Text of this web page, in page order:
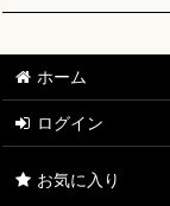
ホーム
ログイン
お気に入り